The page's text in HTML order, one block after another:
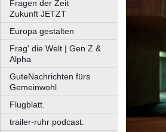
Fragen der Zeit
Zukunft JETZT
Europa gestalten
Frag' die Welt | Gen Z &
Alpha
GuteNachrichten fürs
Gemeinwohl
Flugblatt.
trailer-ruhr podcast.